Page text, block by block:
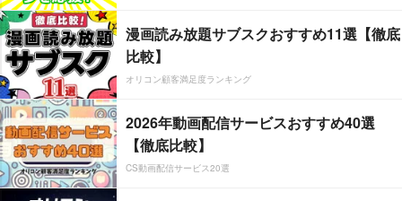
漫画読み放題サブスクおすすめ11選【徹底
比較】
オリコン顧客満足度ランキング
2026年動画配信サービスおすすめ40選
【徹底比較】
CS動画配信サービス20選